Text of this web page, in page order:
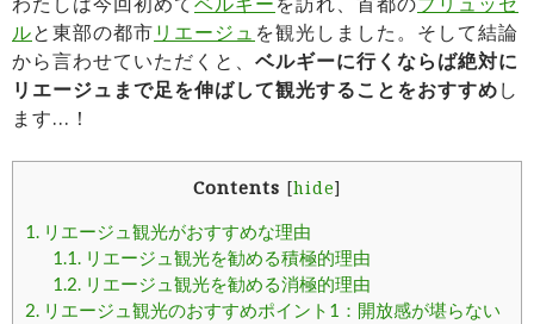
ルと東部の都市リエージュ を観光しました。そして結論
から言わせていただくと、 ベルギーに行くならば絶対に
リエージュまで足を伸ばして観光することをおすすめし
ます…！
Contents [hide]
1. リエージュ観光がおすすめな理由
1.1.リエージュ観光を勧める積極的理由
1.2.リエージュ観光を勧める消極的理由
2. リエージュ観光のおすすめポイント1：開放感が堪らない